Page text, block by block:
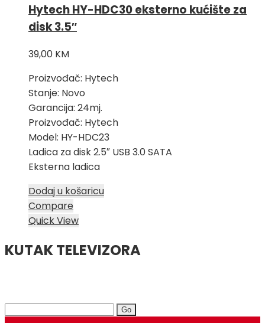
Hytech HY-HDC30 eksterno kućište za
disk 3.5″
39,00 KM
Proizvođač: Hytech
Stanje: Novo
Garancija: 24mj.
Proizvođač: Hytech
Model: HY-HDC23
Ladica za disk 2.5″ USB 3.0 SATA
Eksterna ladica
Dodaj u košaricu
Compare
Quick View
KUTAK TELEVIZORA
Search